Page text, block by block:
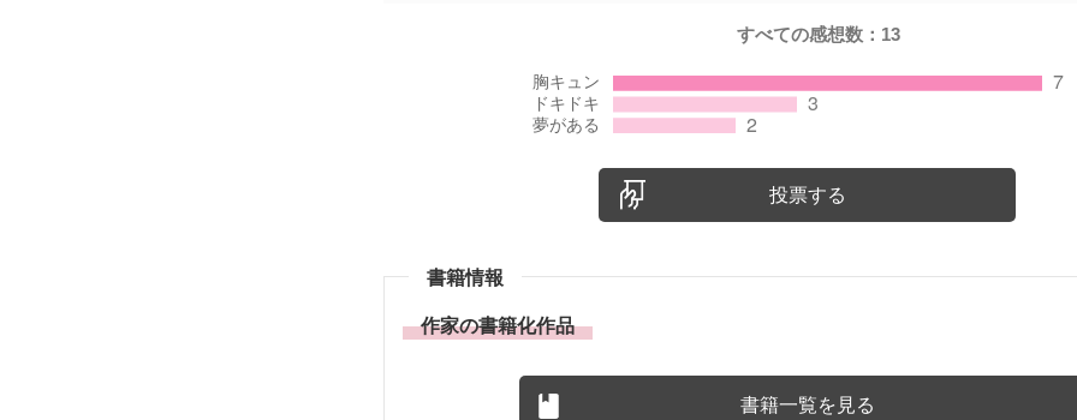
すべての感想数： 13
投票する
書籍情報
作家の書籍化作品
書籍一覧を見る